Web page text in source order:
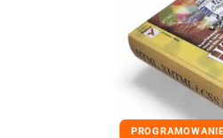
PROGRAMOWANIE